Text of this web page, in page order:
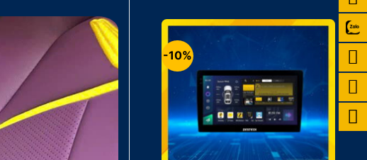
15.900.000₫.là:
-10%